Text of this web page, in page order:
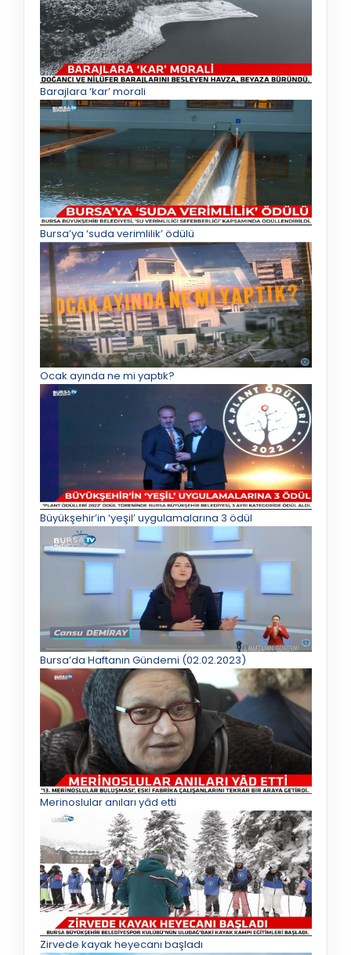
Barajlara ‘kar’ morali
Bursa’ya ‘suda verimlilik’ ödülü
Ocak ayında ne mi yaptık?
Büyükşehir’in ‘yeşil’ uygulamalarına 3 ödül
Bursa’da Haftanın Gündemi (02.02.2023)
Merinoslular anıları yâd etti
Zirvede kayak heyecanı başladı